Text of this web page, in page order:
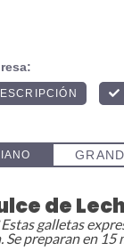
de
galletas
preparan en 15